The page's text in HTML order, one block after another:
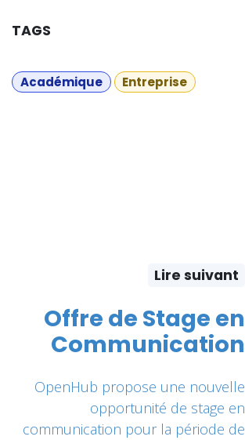
TAGS
Académique Entreprise
Lire suivant
Offre de Stage en
Communication
OpenHub propose une nouvelle
opportunité de stage en
communication pour la période de